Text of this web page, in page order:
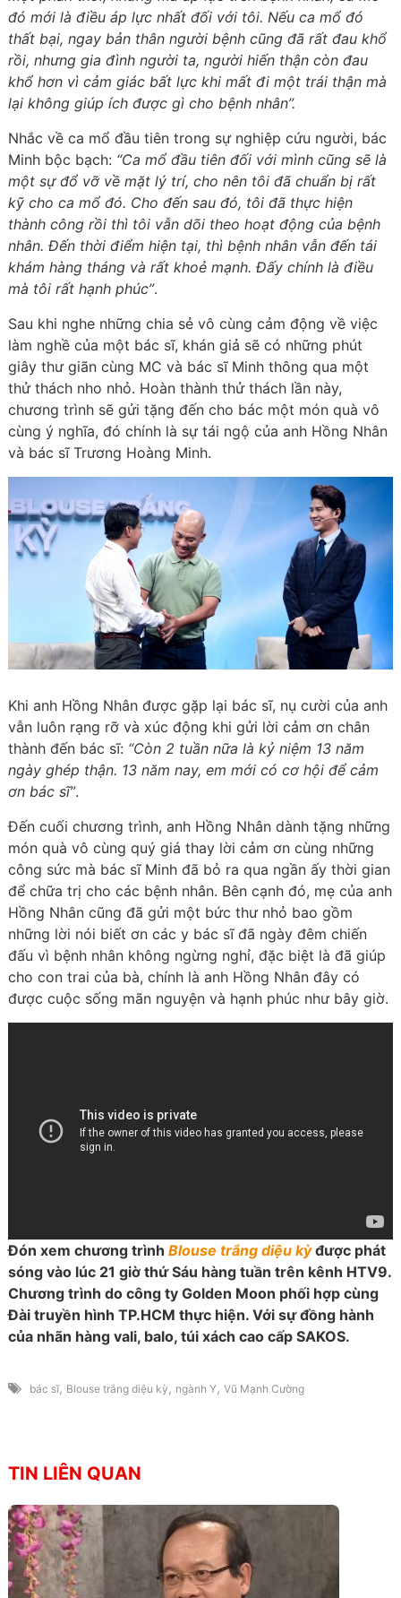
đó mới là điều áp lực nhất đối với tôi. Nếu ca mổ đó
thất bại, ngay bản thân người bệnh cũng đã rất đau khổ
rồi, nhưng gia đình người ta, người hiến thận còn đau
khổ hơn vì cảm giác bất lực khi mất đi một trái thận mà
lại không giúp ích được gì cho bệnh nhân”.
Nhắc về ca mổ đầu tiên trong sự nghiệp cứu người, bác
Minh bộc bạch: “Ca mổ đầu tiên đối với mình cũng sẽ là
một sự đổ vỡ về mặt lý trí, cho nên tôi đã chuẩn bị rất
kỹ cho ca mổ đó. Cho đến sau đó, tôi đã thực hiện
thành công rồi thì tôi vẫn dõi theo hoạt động của bệnh
nhân. Đến thời điểm hiện tại, thì bệnh nhân vẫn đến tái
khám hàng tháng và rất khoẻ mạnh. Đấy chính là điều
mà tôi rất hạnh phúc”.
Sau khi nghe những chia sẻ vô cùng cảm động về việc
làm nghề của một bác sĩ, khán giả sẽ có những phút
giây thư giãn cùng MC và bác sĩ Minh thông qua một
thử thách nho nhỏ. Hoàn thành thử thách lần này,
chương trình sẽ gửi tặng đến cho bác một món quà vô
cùng ý nghĩa, đó chính là sự tái ngộ của anh Hồng Nhân
và bác sĩ Trương Hoàng Minh.
Khi anh Hồng Nhân được gặp lại bác sĩ, nụ cười của anh
vẫn luôn rạng rỡ và xúc động khi gửi lời cảm ơn chân
thành đến bác sĩ: “Còn 2 tuần nữa là kỷ niệm 13 năm
ngày ghép thận. 13 năm nay, em mới có cơ hội để cảm
ơn bác sĩ”.
Đến cuối chương trình, anh Hồng Nhân dành tặng những
món quà vô cùng quý giá thay lời cảm ơn cùng những
công sức mà bác sĩ Minh đã bỏ ra qua ngần ấy thời gian
để chữa trị cho các bệnh nhân. Bên cạnh đó, mẹ của anh
Hồng Nhân cũng đã gửi một bức thư nhỏ bao gồm
những lời nói biết ơn các y bác sĩ đã ngày đêm chiến
đấu vì bệnh nhân không ngừng nghỉ, đặc biệt là đã giúp
cho con trai của bà, chính là anh Hồng Nhân đây có
được cuộc sống mãn nguyện và hạnh phúc như bây giờ.
Đón xem chương trình Blouse trắng diệu kỳđược phát
sóng vào lúc 21 giờ thứ Sáu hàng tuần trên kênh HTV9.
Chương trình do công ty Golden Moon phối hợp cùng
Đài truyền hình TP.HCM thực hiện. Với sự đồng hành
của nhãn hàng vali, balo, túi xách cao cấp SAKOS.
bác sĩ, Blouse trắng diệu kỳ , ngành Y, Vũ Mạnh Cường
TIN LIÊN QUAN